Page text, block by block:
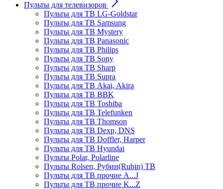
Пульты для телевизоров
Пульты для ТВ LG-Goldstar
Пульты для ТВ Samsung
Пульты для ТВ Mystery
Пульты для ТВ Panasonic
Пульты для ТВ Philips
Пульты для ТВ Sony
Пульты для ТВ Sharp
Пульты для ТВ Supra
Пульты для ТВ Akai, Akira
Пульты для ТВ BBK
Пульты для ТВ Toshiba
Пульты для ТВ Telefunken
Пульты для ТВ Thomson
Пульты для ТВ Dexp, DNS
Пульты для ТВ Doffler, Harper
Пульты для ТВ Hyundai
Пульты Polar, Polarline
Пульты Rolsen, Рубин(Rubin) ТВ
Пульты для ТВ прочие A...J
Пульты для ТВ прочие K...Z